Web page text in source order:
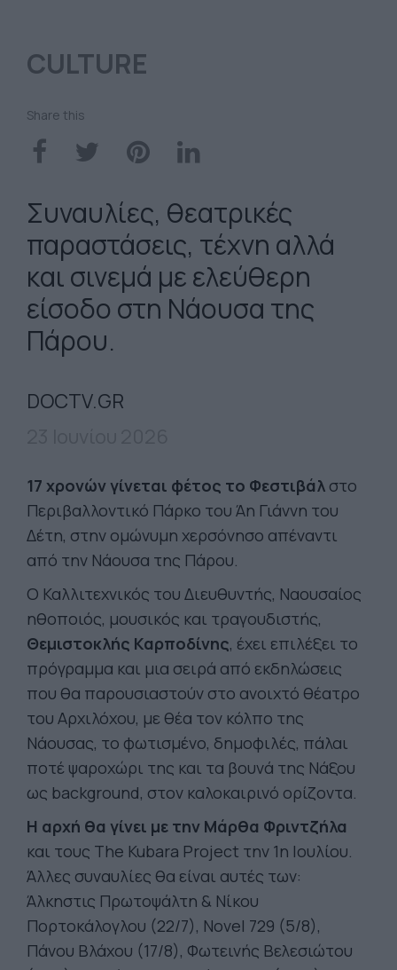
CULTURE
Share this
Συναυλίες, θεατρικές
παραστάσεις, τέχνη αλλά
και σινεμά με ελεύθερη
είσοδο στη Νάουσα της
Πάρου.
DOCTV.GR
17 χρονών γίνεται φέτος το Φεστιβάλ στο
Περιβαλλοντικό Πάρκο του Άη Γιάννη του
Δέτη, στην ομώνυμη χερσόνησο απέναντι
από την Νάουσα της Πάρου.
Ο Καλλιτεχνικός του Διευθυντής, Ναουσαίος
ηθοποιός, μουσικός και τραγουδιστής,
Θεμιστοκλής Καρποδίνης, έχει επιλέξει το
πρόγραμμα και μια σειρά από εκδηλώσεις
που θα παρουσιαστούν στο ανοιχτό θέατρο
του Αρχιλόχου, με θέα τον κόλπο της
Νάουσας, το φωτισμένο, δημοφιλές, πάλαι
ποτέ ψαροχώρι της και τα βουνά της Νάξου
ως background, στον καλοκαιρινό ορίζοντα.
Η αρχή θα γίνει με την Μάρθα Φριντζήλα
και τους The Kubara Project την 1η Ιουλίου.
Άλλες συναυλίες θα είναι αυτές των:
Άλκηστις Πρωτοψάλτη & Νίκου
Πορτοκάλογλου (22/7), Novel 729 (5/8),
Πάνου Βλάχου (17/8), Φωτεινής Βελεσιώτου